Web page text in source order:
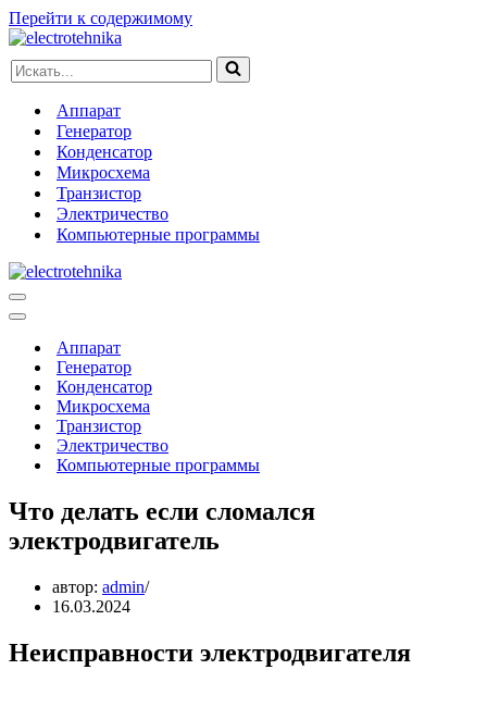
Перейти к содержимому
Искать...
Аппарат
Генератор
Конденсатор
Микросхема
Транзистор
Электричество
Компьютерные программы
Меню
навигации
Меню
навигацииАппарат
Генератор
Конденсатор
Микросхема
Транзистор
Электричество
Компьютерные программы
Что делать если сломался
электродвигатель
автор: admin
16.03.2024
Неисправности электродвигателя